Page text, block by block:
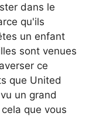
dans le
qu'ils
un enfant
sont venues
ce
que United
un grand
que vous